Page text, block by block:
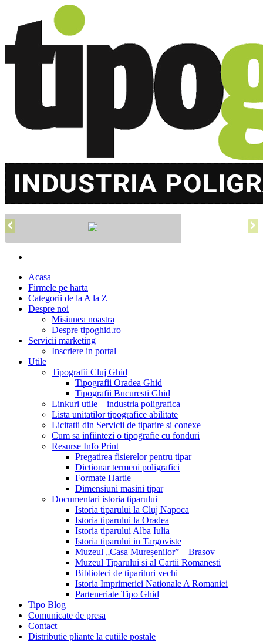
Acasa
Firmele pe harta
Categorii de la A la Z
Despre noi
Misiunea noastra
Despre tipoghid.ro
Servicii marketing
Inscriere in portal
Utile
Tipografii Cluj Ghid
Tipografii Oradea Ghid
Tipografii Bucuresti Ghid
Linkuri utile – industria poligrafica
Lista unitatilor tipografice abilitate
Licitatii din Servicii de tiparire si conexe
Cum sa infiintezi o tipografie cu fonduri
Resurse Info Print
Pregatirea fisierelor pentru tipar
Dictionar termeni poligrafici
Formate Hartie
Dimensiuni masini tipar
Documentari istoria tiparului
Istoria tiparului la Cluj Napoca
Istoria tiparului la Oradea
Istoria tiparului Alba Iulia
Istoria tiparului in Targoviste
Muzeul „Casa Mureșenilor” – Brasov
Muzeul Tiparului si al Cartii Romanesti
Biblioteci de tiparituri vechi
Istoria Imprimeriei Nationale A Romaniei
Parteneriate Tipo Ghid
Tipo Blog
Comunicate de presa
Contact
Distributie pliante la cutiile postale